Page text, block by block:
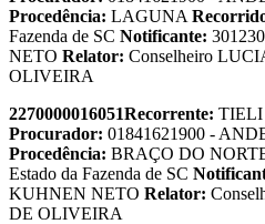
Procedência: LAGUNA
Fazenda de SC Notificante:
NETO Relator: Conselheiro
OLIVEIRA
2270000016051Recorrente: TIELI
Procurador: 01841621900 -
Procedência: BRAÇO DO
Estado da Fazenda de SC
KUHNEN NETO Relator:
DE OLIVEIRA